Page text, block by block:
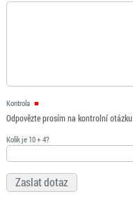
Kontrola
Odpovězte prosím na kontrolní otázku
Kolik je 10 + 4?